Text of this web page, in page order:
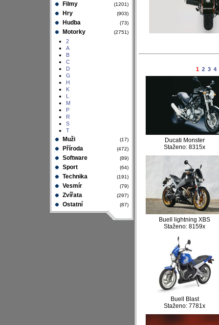
Filmy (1201)
Hry (903)
Hudba (73)
Motorky (2751)
2
A
B
C
D
G
H
K
L
M
P
R
S
T
Muži (17)
Příroda (472)
Software (89)
Sport (64)
Technika (191)
Vesmír (79)
Zvířata (297)
Ostatní (87)
1 2 3 4
Ducati Monster
Staženo: 8315x
Buell lightning XBS
Staženo: 8159x
Buell Blast
Staženo: 7781x